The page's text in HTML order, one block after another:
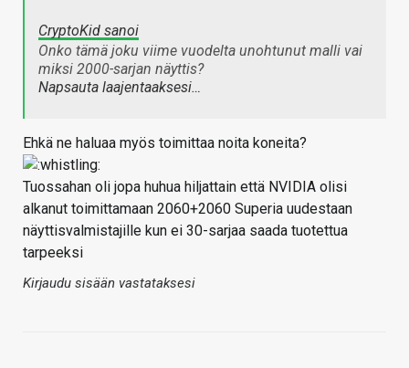
CryptoKid sanoi
Onko tämä joku viime vuodelta unohtunut malli vai
miksi 2000-sarjan näyttis?
Napsauta laajentaaksesi…
Ehkä ne haluaa myös toimittaa noita koneita?
Tuossahan oli jopa huhua hiljattain että NVIDIA olisi
alkanut toimittamaan 2060+2060 Superia uudestaan
näyttisvalmistajille kun ei 30-sarjaa saada tuotettua
tarpeeksi
Kirjaudu sisään vastataksesi